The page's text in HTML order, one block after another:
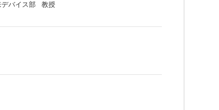
デバイス部 教授